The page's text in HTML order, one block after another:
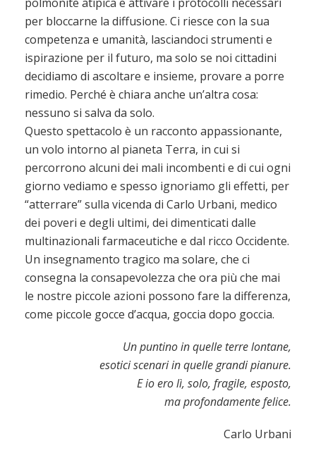
per bloccarne la diffusione. Ci riesce con la sua
competenza e umanità, lasciandoci strumenti e
ispirazione per il futuro, ma solo se noi cittadini
decidiamo di ascoltare e insieme, provare a porre
rimedio. Perché è chiara anche un’altra cosa:
nessuno si salva da solo.
Questo spettacolo è un racconto appassionante,
un volo intorno al pianeta Terra, in cui si
percorrono alcuni dei mali incombenti e di cui ogni
giorno vediamo e spesso ignoriamo gli effetti, per
“atterrare” sulla vicenda di Carlo Urbani, medico
dei poveri e degli ultimi, dei dimenticati dalle
multinazionali farmaceutiche e dal ricco Occidente.
Un insegnamento tragico ma solare, che ci
consegna la consapevolezza che ora più che mai
le nostre piccole azioni possono fare la differenza,
come piccole gocce d’acqua, goccia dopo goccia.
Un puntino in quelle terre lontane,
esotici scenari in quelle grandi pianure.
E io ero lì, solo, fragile, esposto,
ma profondamente felice.
Carlo Urbani